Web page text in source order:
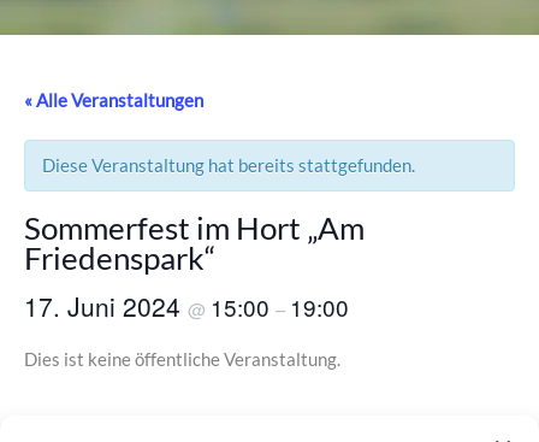
« Alle Veranstaltungen
Diese Veranstaltung hat bereits stattgefunden.
Sommerfest im Hort „Am
Friedenspark“
17. Juni 2024 @ 15:00 – 19:00
Dies ist keine öffentliche Veranstaltung.